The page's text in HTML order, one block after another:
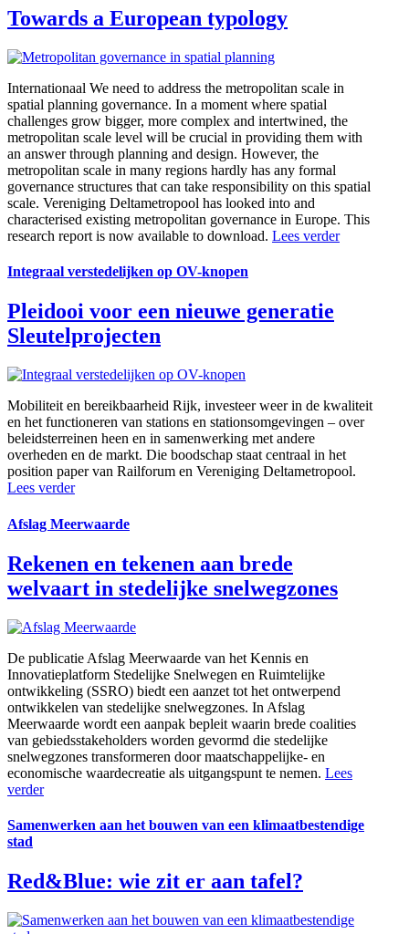
Towards a European typology
Internationaal We need to address the metropolitan scale in
spatial planning governance. In a moment where spatial
challenges grow bigger, more complex and intertwined, the
metropolitan scale level will be crucial in providing them with
an answer through planning and design. However, the
metropolitan scale in many regions hardly has any formal
governance structures that can take responsibility on this spatial
scale. Vereniging Deltametropool has looked into and
characterised existing metropolitan governance in Europe. This
research report is now available to download. Lees verder
Integraal verstedelijken op OV-knopen
Pleidooi voor een nieuwe generatie
Sleutelprojecten
Mobiliteit en bereikbaarheid Rijk, investeer weer in de kwaliteit
en het functioneren van stations en stationsomgevingen – over
beleidsterreinen heen en in samenwerking met andere
overheden en de markt. Die boodschap staat centraal in het
position paper van Railforum en Vereniging Deltametropool.
Lees verder
Afslag Meerwaarde
Rekenen en tekenen aan brede
welvaart in stedelijke snelwegzones
De publicatie Afslag Meerwaarde van het Kennis en
Innovatieplatform Stedelijke Snelwegen en Ruimtelijke
ontwikkeling (SSRO) biedt een aanzet tot het ontwerpend
ontwikkelen van stedelijke snelwegzones. In Afslag
Meerwaarde wordt een aanpak bepleit waarin brede coalities
van gebiedsstakeholders worden gevormd die stedelijke
snelwegzones transformeren door maatschappelijke- en
economische waardecreatie als uitgangspunt te nemen. Lees
verder
Samenwerken aan het bouwen van een klimaatbestendige
stad
Red&Blue: wie zit er aan tafel?